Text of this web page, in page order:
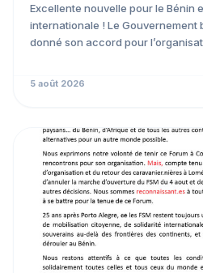
Excellente nouvelle pour le Bénin
internationale ! Le Gouvernement
donné son accord pour
5 août 2026